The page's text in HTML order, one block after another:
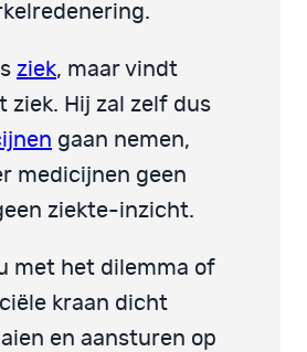
ziek, maar vindt
ziek. Hij zal zelf dus
gaan nemen,
medicijnen geen
ziekte-inzicht.
met het dilemma of
kraan dicht
en aansturen op